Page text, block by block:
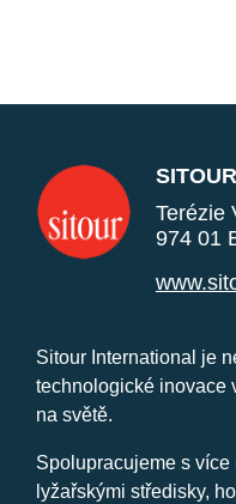
Terézie
974 01
Sitour International je
technologické inovace
na světě.
Spolupracujeme s
lyžařskými středisky,